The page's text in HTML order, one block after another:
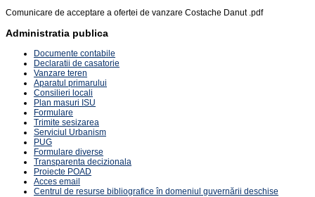
Comunicare de acceptare a ofertei de vanzare Costache Danut .pdf
Administratia publica
Documente contabile
Declaratii de casatorie
Vanzare teren
Aparatul primarului
Consilieri locali
Plan masuri ISU
Formulare
Trimite sesizarea
Serviciul Urbanism
PUG
Formulare diverse
Transparenta decizionala
Proiecte POAD
Acces email
Centrul de resurse bibliografice în domeniul guvernării deschise